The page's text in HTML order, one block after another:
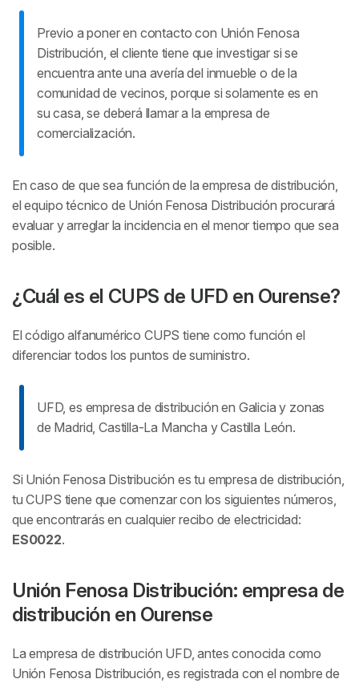
Previo a poner en contacto con Unión Fenosa
Distribución, el cliente tiene que investigar si se
encuentra ante una avería del inmueble o de la
comunidad de vecinos, porque si solamente es en
su casa, se deberá llamar a la empresa de
comercialización.
En caso de que sea función de la empresa de distribución,
el equipo técnico de Unión Fenosa Distribución procurará
evaluar y arreglar la incidencia en el menor tiempo que sea
posible.
¿Cuál es el CUPS de UFD en Ourense?
El código alfanumérico CUPS tiene como función el
diferenciar todos los puntos de suministro.
UFD, es empresa de distribución en Galicia y zonas
de Madrid, Castilla-La Mancha y Castilla León.
Si Unión Fenosa Distribución es tu empresa de distribución,
tu CUPS tiene que comenzar con los siguientes números,
que encontrarás en cualquier recibo de electricidad:
ES0022.
Unión Fenosa Distribución: empresa de
distribución en Ourense
La empresa de distribución UFD, antes conocida como
Unión Fenosa Distribución, es registrada con el nombre de